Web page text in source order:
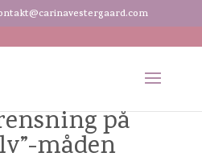
på
måden